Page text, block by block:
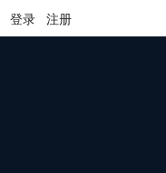
登录 注册